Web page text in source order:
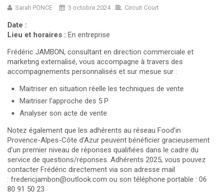
Sarah PONCE 3 octobre 2024 Circuit Court
Date :
Lieu et horaires : En entreprise
Frédéric JAMBON, consultant en direction commerciale et
marketing externalisé, vous accompagne à travers des
accompagnements personnalisés et sur mesue sur :
Maitriser en situation réelle les techniques de vente
Maitriser l’approche des 5 P
Analyser son acte de vente
Notez également que les adhérents au réseau Food’in
Provence-Alpes-Côte d’Azur peuvent bénéficier gracieusement
d’un premier niveau de réponses qualifiées dans le cadre du
service de questions/réponses. Adhérents 2025, vous pouvez
contacter Frédéric directement via son adresse mail
: fredericjambon@outlook.com ou son téléphone portable : 06
80 91 50 23